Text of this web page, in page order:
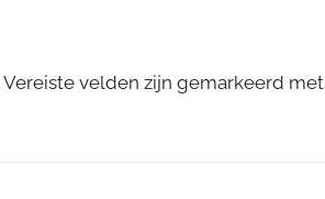
Vereiste velden zijn gemarkeerd met